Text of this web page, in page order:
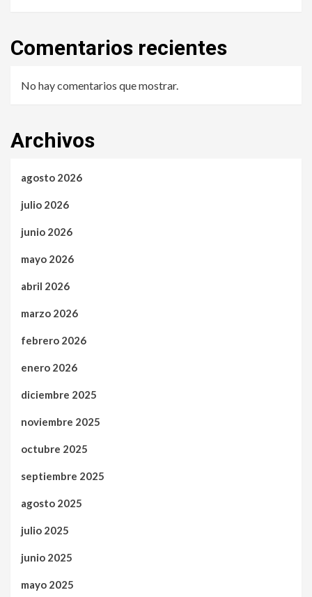
Comentarios recientes
No hay comentarios que mostrar.
Archivos
agosto 2026
julio 2026
junio 2026
mayo 2026
abril 2026
marzo 2026
febrero 2026
enero 2026
diciembre 2025
noviembre 2025
octubre 2025
septiembre 2025
agosto 2025
julio 2025
junio 2025
mayo 2025